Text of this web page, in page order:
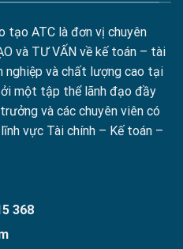
tạo ATC là đơn vị chuyên
và TƯ VẤN về kế toán – tài
nghiệp và chất lượng cao tại
một tập thể lãnh đạo đầy
và các chuyên viên có
vực Tài chính – Kế toán –
368